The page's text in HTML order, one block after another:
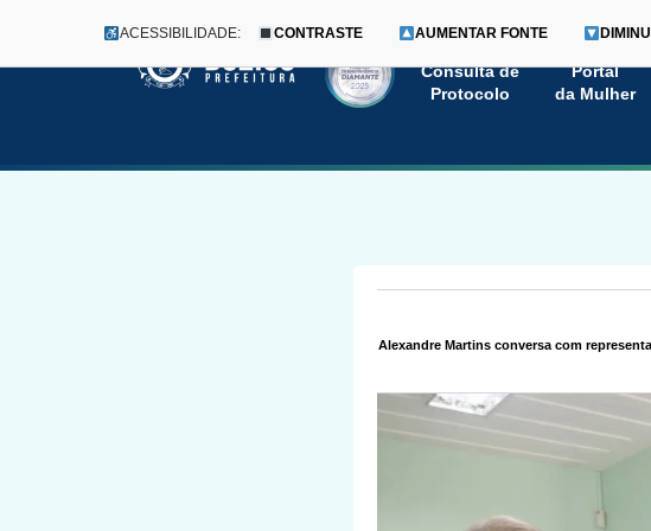
Pular
conteúdo
Menu
Consulta de
Protocolo
Portal
da Mulher
ACESSIBILIDADE: CONTRASTE AUMENTAR FONTE
Alexandre Martins conversa com